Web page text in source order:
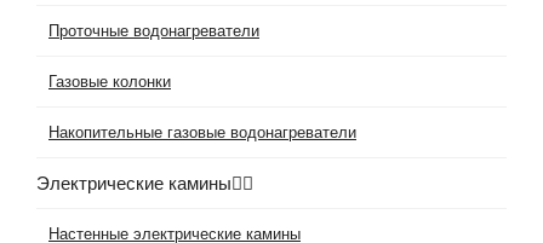
Проточные водонагреватели
Газовые колонки
Накопительные газовые водонагреватели
Электрические камины
Настенные электрические камины